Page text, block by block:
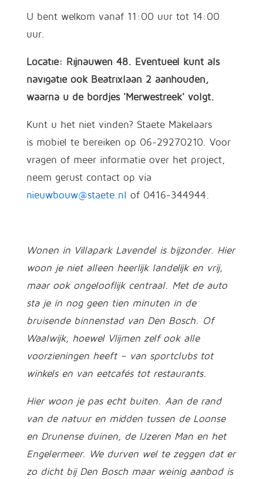
U bent welkom vanaf 11:00 uur tot 14:00
uur.
Locatie: Rijnauwen 48. Eventueel kunt als
navigatie ook Beatrixlaan 2 aanhouden,
waarna u de bordjes 'Merwestreek' volgt.
Kunt u het niet vinden? Staete Makelaars
is mobiel te bereiken op 06-29270210. Voor
vragen of meer informatie over het project,
neem gerust contact op via
nieuwbouw@staete.nl of 0416-344944.
Wonen in Villapark Lavendel is bijzonder. Hier
woon je niet alleen heerlijk landelijk en vrij,
maar ook ongelooflijk centraal. Met de auto
sta je in nog geen tien minuten in de
bruisende binnenstad van Den Bosch. Of
Waalwijk, hoewel Vlijmen zelf ook alle
voorzieningen heeft – van sportclubs tot
winkels en van eetcafés tot restaurants.
Hier woon je pas echt buiten. Aan de rand
van de natuur en midden tussen de Loonse
en Drunense duinen, de IJzeren Man en het
Engelermeer. We durven wel te zeggen dat er
zo dicht bij Den Bosch maar weinig aanbod is